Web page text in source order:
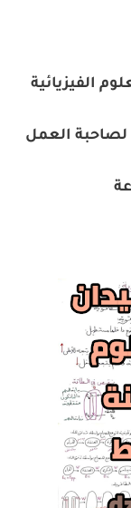
الفيزيائية
لصاحبة العمل